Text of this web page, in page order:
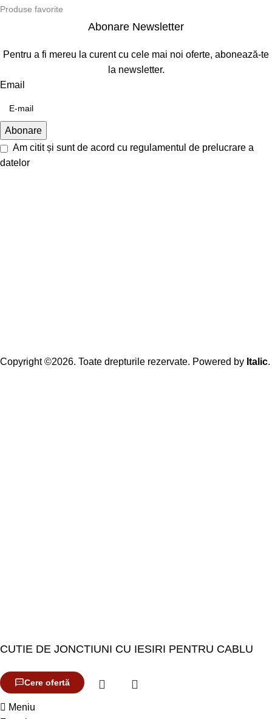
Produse favorite
Abonare Newsletter
Pentru a fi mereu la curent cu cele mai noi oferte, abonează-te
la newsletter.
Email
Am citit și sunt de acord cu regulamentul de prelucrare a
datelor
Copyright ©2026. Toate drepturile rezervate. Powered by Italic.
CUTIE DE JONCTIUNI CU IESIRI PENTRU CABLU
Cere ofertă
Meniu